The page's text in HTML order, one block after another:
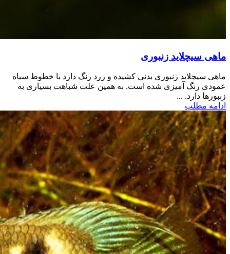
ماهی سیچلاید زنبوری
ماهی سیچلاید زنبوری بدنی کشیده و زرد رنگ دارد با خطوط سیاه
عمودی رنگ آمیزی شده است. به همین علت شباهت بسیاری به
زنبورها دارد. ...
ادامه مطلب